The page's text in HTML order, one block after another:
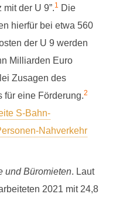
der U 9”.1 Die
hierfür bei etwa 560
der U 9 werden
Milliarden Euro
Zusagen des
für eine Förderung.2
S-Bahn-
Nahverkehr
und Büromieten. Laut
2021 mit 24,8